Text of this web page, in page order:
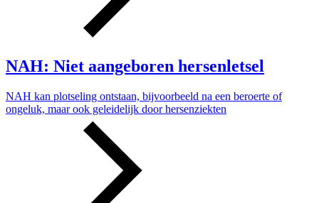
NAH: Niet aangeboren hersenletsel
NAH kan plotseling ontstaan, bijvoorbeeld na een beroerte of
ongeluk, maar ook geleidelijk door hersenziekten